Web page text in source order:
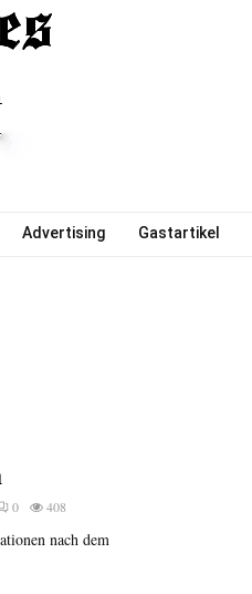
Advertising Gastartikel
0 408
nach dem